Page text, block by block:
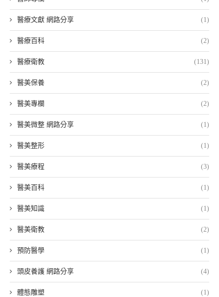
醫療文獻 網路分享 (1)
醫療百科 (2)
醫療衛教 (131)
醫美保養 (2)
醫美專欄 (2)
醫美微整 網路分享 (1)
醫美整形 (1)
醫美療程 (3)
醫美百科 (1)
醫美知識 (1)
醫美衛教 (2)
預防醫學 (1)
頭皮養護 網路分享 (4)
體態雕塑 (1)